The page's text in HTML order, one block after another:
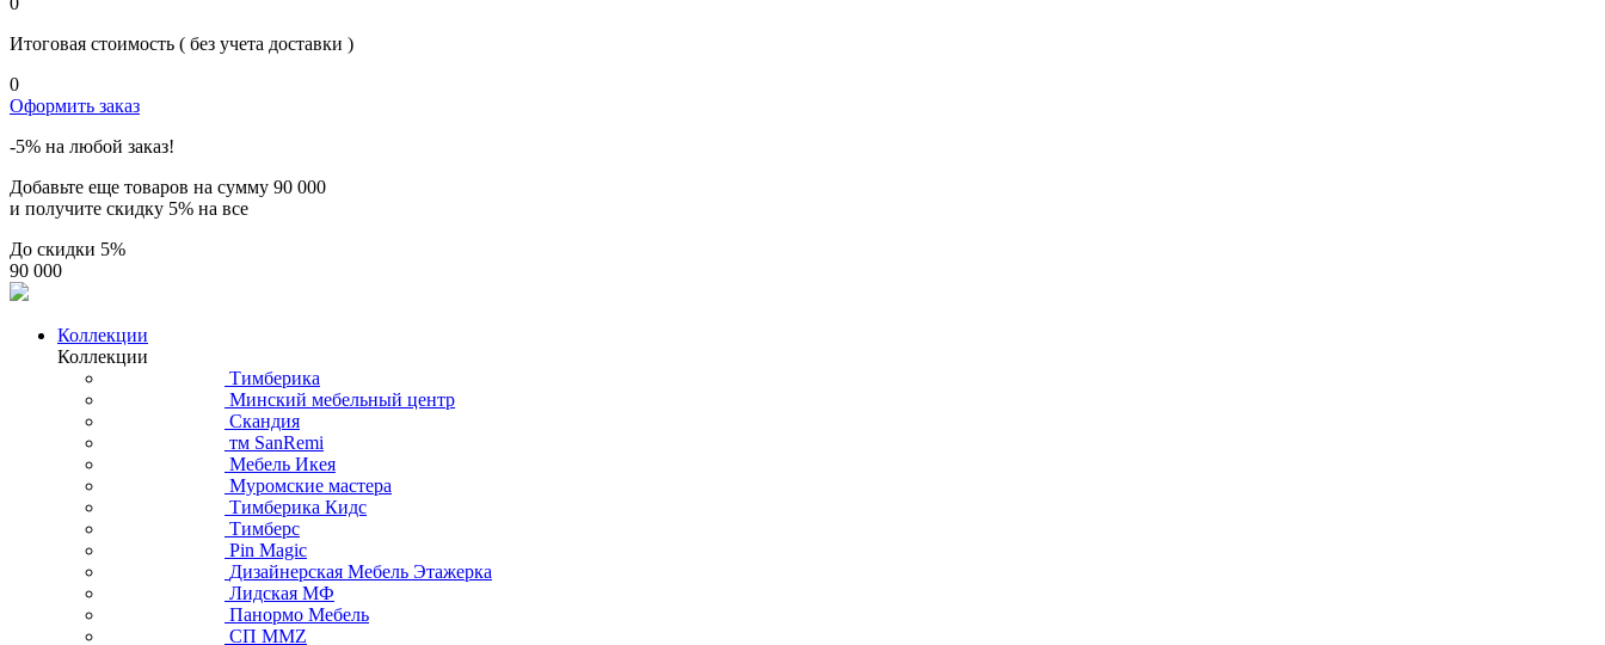
Итоговая стоимость ( без учета доставки )
0
Оформить заказ
-5% на любой заказ!
Добавьте еще товаров на сумму 90 000
и получите скидку 5% на все
До скидки 5%
90 000
Коллекции
Коллекции
Тимберика
Минский мебельный центр
Скандия
тм SanRemi
Мебель Икея
Муромские мастера
Тимберика Кидс
Тимберс
Pin Magic
Дизайнерская Мебель Этажерка
Лидская МФ
Панормо Мебель
СП ММZ